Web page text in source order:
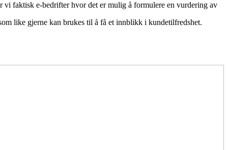
vi faktisk e-bedrifter hvor det er mulig å formulere en vurdering av
like gjerne kan brukes til å få et innblikk i kundetilfredshet.